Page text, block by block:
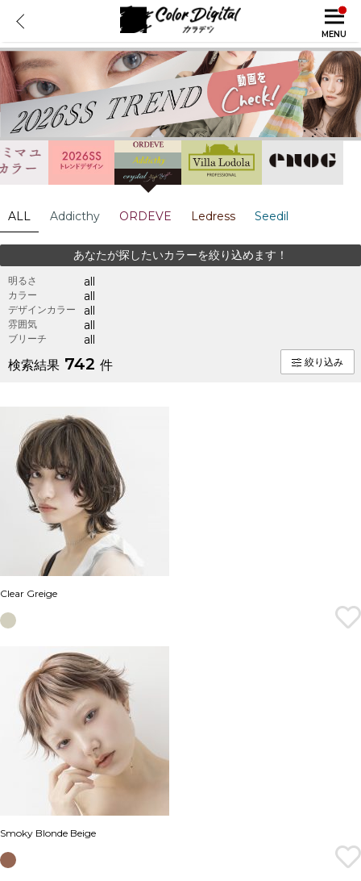
MENU
ALL Addicthy ORDEVE Ledress Seedil
あなたが探したいカラーを絞り込めます！
明るさ all
カラー all
デザインカラー all
雰囲気 all
ブリーチ all
検索結果 742 件 絞り込み
Clear Greige
Smoky Blonde Beige